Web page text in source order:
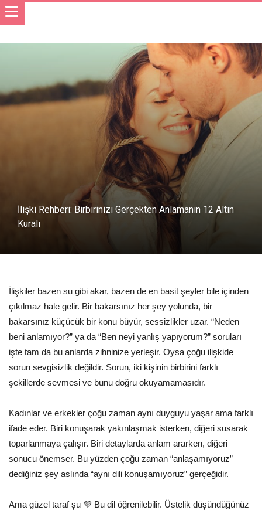
İlişki Rehberi: Birbirinizi Gerçekten Anlamanın 12 Altın
Kuralı
İlişkiler bazen su gibi akar, bazen de en basit şeyler bile içinden
çıkılmaz hale gelir. Bir bakarsınız her şey yolunda, bir
bakarsınız küçücük bir konu büyür, sessizlikler uzar. “Neden
beni anlamıyor?” ya da “Ben neyi yanlış yapıyorum?” soruları
işte tam da bu anlarda zihninize yerleşir. Oysa çoğu ilişkide
sorun sevgisizlik değildir. Sorun, iki kişinin birbirini farklı
şekillerde sevmesi ve bunu doğru okuyamamasıdır.
Kadınlar ve erkekler çoğu zaman aynı duyguyu yaşar ama farklı
ifade eder. Biri konuşarak yakınlaşmak isterken, diğeri susarak
toparlanmaya çalışır. Biri detaylarda anlam ararken, diğeri
sonucu önemser. Bu yüzden çoğu zaman “anlaşamıyoruz”
dediğiniz şey aslında “aynı dili konuşamıyoruz” gerçeğidir.
Ama güzel taraf şu 💜 Bu dil öğrenilebilir. Üstelik düşündüğünüz